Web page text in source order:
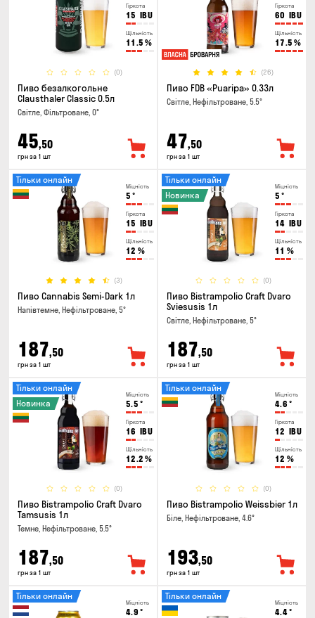
Гіркота
15 IBU
Щільність
11.5 %
(0)
Пиво безалкогольне
Clausthaler Classic 0.5л
Світле, Фільтроване, 0°
45,50
грн за 1 шт
Гіркота
60 IBU
Щільність
17.5 %
(26)
Пиво FDB «Puaripa» 0.33л
Світле, Нефільтроване, 5.5°
47,50
грн за 1 шт
Міцність
5 °
Гіркота
15 IBU
Щільність
12 %
(3)
Тільки онлайн
Пиво Cannabis Semi-Dark 1л
Напівтемне, Нефільтроване, 5°
187,50
грн за 1 шт
Міцність
5 °
Гіркота
14 IBU
Щільність
11 %
(0)
Тільки онлайн
Новинка
Пиво Bistrampolio Craft Dvaro
Sviesusis 1л
Світле, Нефільтроване, 5°
187,50
грн за 1 шт
Міцність
5.5 °
Гіркота
16 IBU
Щільність
12.2 %
(0)
Тільки онлайн
Новинка
Пиво Bistrampolio Craft Dvaro
Tamsusis 1л
Темне, Нефільтроване, 5.5°
187,50
грн за 1 шт
Міцність
4.6 °
Гіркота
12 IBU
Щільність
12 %
(0)
Тільки онлайн
Пиво Bistrampolio Weissbier 1л
Біле, Нефільтроване, 4.6°
193,50
грн за 1 шт
Міцність
4.9 °
Тільки онлайн
Міцність
4.4°
Тільки онлайн